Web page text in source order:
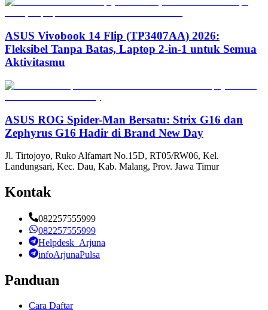
ASUS Vivobook 14 Flip (TP3407AA) 2026:
Fleksibel Tanpa Batas, Laptop 2-in-1 untuk Semua
Aktivitasmu
ASUS ROG Spider-Man Bersatu: Strix G16 dan
Zephyrus G16 Hadir di Brand New Day
Jl. Tirtojoyo, Ruko Alfamart No.15D, RT05/RW06, Kel.
Landungsari, Kec. Dau, Kab. Malang, Prov. Jawa Timur
Kontak
082257555999
082257555999
Helpdesk_Arjuna
infoArjunaPulsa
Panduan
Cara Daftar